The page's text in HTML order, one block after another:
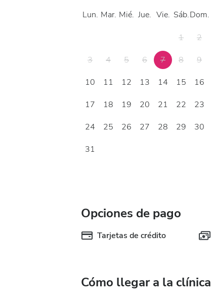
Lun. Mar. Mié. Jue. Vie. Sáb.Dom.
1
2
3
4 5 6 7 8
9
10
11 12 13 14 15
16
17
18 19 20 21 22
23
24
25 26 27 28 29
30
31
Opciones de pago
Tarjetas de crédito
Cómo llegar a la clínica